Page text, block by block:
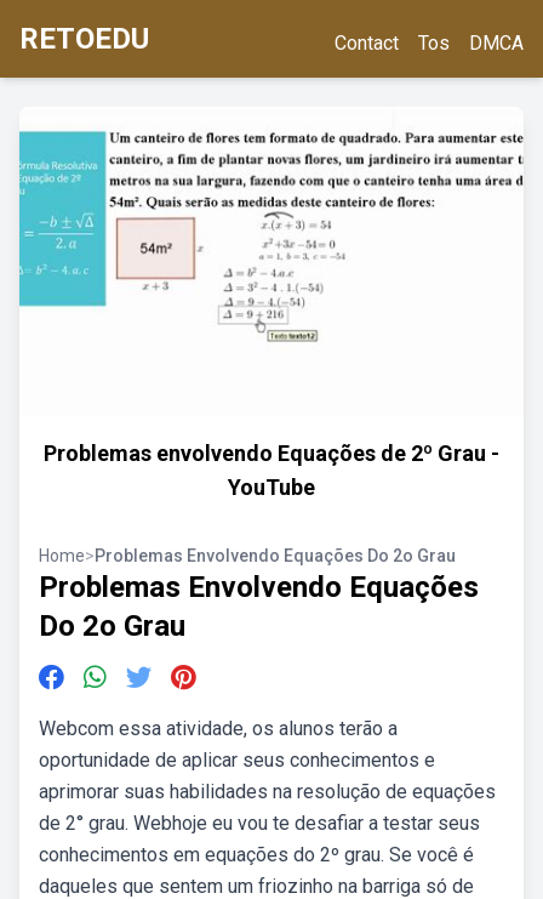
RETOEDU Contact Tos DMCA
Problemas envolvendo Equações de 2º Grau -
YouTube
Home>Problemas Envolvendo Equações Do 2o Grau
Problemas Envolvendo Equações
Do 2o Grau
Webcom essa atividade, os alunos terão a
oportunidade de aplicar seus conhecimentos e
aprimorar suas habilidades na resolução de equações
de 2° grau. Webhoje eu vou te desafiar a testar seus
conhecimentos em equações do 2º grau. Se você é
daqueles que sentem um friozinho na barriga só de